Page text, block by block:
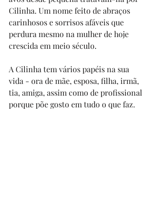
Cilinha. Um nome feito de abraços
carinhosos e sorrisos afáveis que
perdura mesmo na mulher de hoje
crescida em meio século.
A Cilinha tem vários papéis na sua
vida - ora de mãe, esposa, filha, irmã,
tia, amiga, assim como de profissional
porque põe gosto em tudo o que faz.